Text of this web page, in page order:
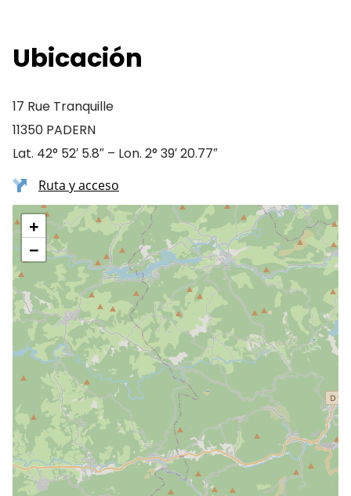
Ubicación
17 Rue Tranquille
11350 PADERN
Lat. 42° 52′ 5.8″ – Lon. 2° 39′ 20.77″
Ruta y acceso
+
−